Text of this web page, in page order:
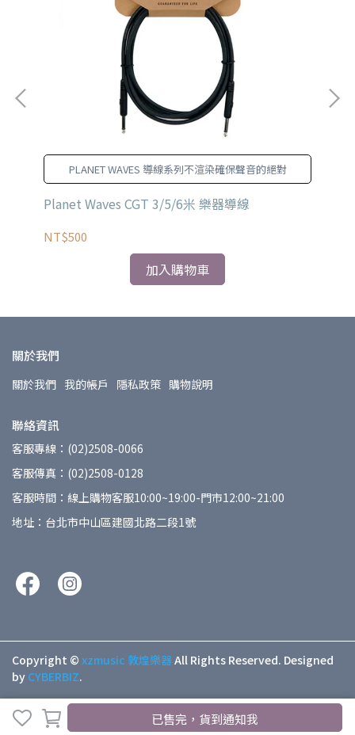
已售完，貨到通知我
PLANET WAVES 導線系列不渲染確保聲音的絕對
Planet Waves CGT 3/5/6米 樂器導線
NT$500
加入購物車
關於我們
關於我們 我的帳戶 隱私政策 購物說明
聯絡資訊
客服專線：(02)2508-0066
客服傳真：(02)2508-0128
客服時間：線上購物客服10:00~19:00-門市12:00~21:00
地址：台北市中山區建國北路二段1號
Copyright © xzmusic 敦煌樂器All Rights Reserved. Designed
by CYBERBIZ.